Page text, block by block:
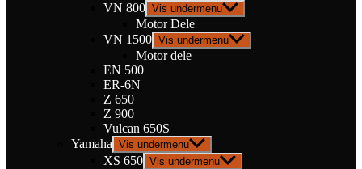
VN 800 Vis undermenu
Motor Dele
VN 1500 Vis undermenu
Motor dele
EN 500
ER-6N
Z 650
Z 900
Vulcan 650S
Yamaha Vis undermenu
XS 650 Vis undermenu